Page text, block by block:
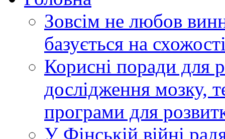
Зовсім не любов
базується на
Корисні поради для
дослідження мозку,
програми для
У Фінській війні